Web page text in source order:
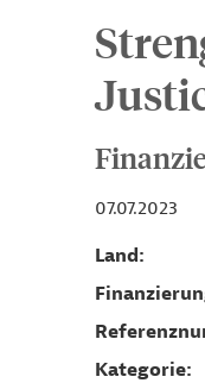
07.07.2023
Land
Kategorie